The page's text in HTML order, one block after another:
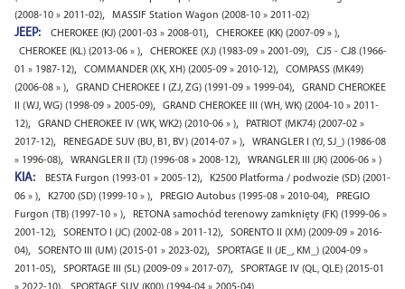
(2008-10 » 2011-02), MASSIF Station Wagon (2008-10 » 2011-02)
JEEP: CHEROKEE (KJ) (2001-03 » 2008-01), CHEROKEE (KK) (2007-09 » ),
CHEROKEE (KL) (2013-06 » ), CHEROKEE (XJ) (1983-09 » 2001-09),
CJ5 - CJ8 (1966-
01 » 1987-12), COMMANDER (XK, XH) (2005-09 » 2010-12),
COMPASS (MK49)
(2006-08 » ), GRAND CHEROKEE I (ZJ, ZG) (1991-09 » 1999-04),
GRAND CHEROKEE
II (WJ, WG) (1998-09 » 2005-09),
GRAND CHEROKEE III (WH, WK) (2004-10 » 2011-
12), GRAND CHEROKEE IV (WK, WK2) (2010-06 » ),
PATRIOT (MK74) (2007-02 »
2017-12), RENEGADE SUV (BU, B1, BV) (2014-07 » ),
WRANGLER I (YJ, SJ_) (1986-08
» 1996-08), WRANGLER II (TJ) (1996-08 » 2008-12), WRANGLER III (JK) (2006-06 » )
KIA: BESTA Furgon (1993-01 » 2005-12),
K2500 Platforma / podwozie (SD) (2001-
06 » ), K2700 (SD) (1999-10 » ), PREGIO Autobus (1995-08 » 2010-04),
PREGIO
Furgon (TB) (1997-10 » ),
RETONA samochód terenowy zamknięty (FK) (1999-06 »
2001-12), SORENTO I (JC) (2002-08 » 2011-12),
SORENTO II (XM) (2009-09 » 2016-
04), SORENTO III (UM) (2015-01 » 2023-02),
SPORTAGE II (JE_, KM_) (2004-09 »
2011-05), SPORTAGE III (SL) (2009-09 » 2017-07),
SPORTAGE IV (QL, QLE) (2015-01